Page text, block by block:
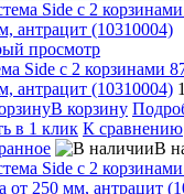
просмотр
Side с 2 корзинами
антрацит (10310004)
В корзину
в 1 клик К сравнению
В